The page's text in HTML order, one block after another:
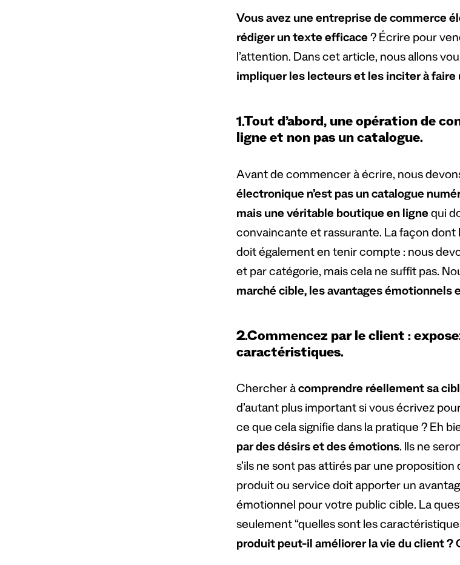
Vous avez une entreprise de commerce
rédiger un texte efficace ? Écrire pour
l’attention. Dans cet article, nous allons
impliquer les lecteurs et les inciter à faire
1.Tout d’abord, une opération de
ligne et non pas un catalogue.
Avant de commencer à écrire, nous
électronique n’est pas un catalogue
mais une véritable boutique en ligne qui
convaincante et rassurante. La façon
doit également en tenir compte : nous
et par catégorie, mais cela ne suffit pas.
marché cible, les avantages
2.Commencez par le client :
caractéristiques.
Chercher àcomprendre réellement sa
d’autant plus important si vous écrivez
ce que cela signifie dans la pratique ? Eh
par des désirs et des émotions. Ils ne
s’ils ne sont pas attirés par une proposition
produit ou service doit apporter un
émotionnel pour votre public cible. La
seulement “quelles sont les
produit peut-il améliorer la vie du client